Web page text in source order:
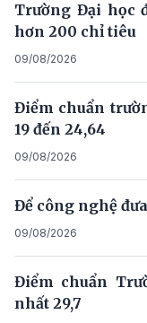
Trường Đại học
hơn 200 chỉ tiêu
09/08/2026
Điểm chuẩn
19 đến 24,64
09/08/2026
Để công nghệ
09/08/2026
Điểm chuẩn
nhất 29,7